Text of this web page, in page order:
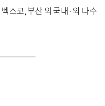
스코, 부산 외 국내·외 다수